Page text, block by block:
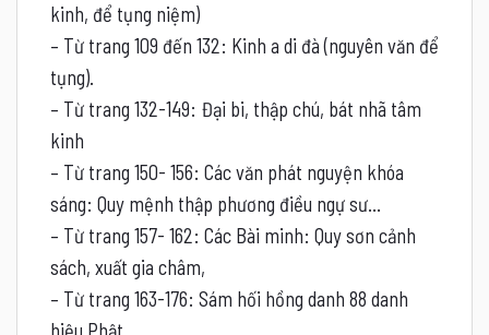
kinh, để tụng niệm)
– Từ trang 109 đến 132: Kinh a di đà (nguyên văn để
tụng).
– Từ trang 132-149: Đại bi, thập chú, bát nhã tâm
kinh
– Từ trang 150- 156: Các văn phát nguyện khóa
sáng: Quy mệnh thập phương điều ngự sư…
– Từ trang 157- 162: Các Bài minh: Quy sơn cảnh
sách, xuất gia châm,
– Từ trang 163-176: Sám hối hồng danh 88 danh
hiệu Phật.